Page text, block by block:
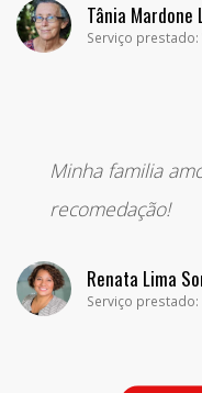
Tânia Mardone
Serviço
Minha familia
recomedação!
Renata Lima
Serviço